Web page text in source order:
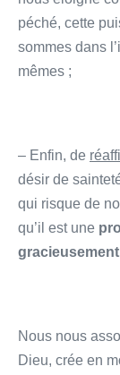
péché, cette
sommes dans
mêmes ;
– Enfin, de
désir de
qui risque de
qu’il est une
gracieusement
Nous nous
Dieu, crée en